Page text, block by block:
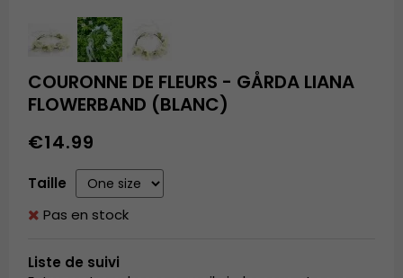
COURONNE DE FLEURS - GÅRDA LIANA
FLOWERBAND (BLANC)
€14.99
Taille
Pas en stock
Liste de suivi